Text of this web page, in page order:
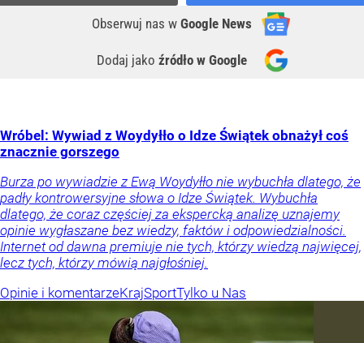
Obserwuj nas w Google News
Dodaj jako źródło w Google
Wróbel: Wywiad z Woydyłło o Idze Świątek obnażył coś
znacznie gorszego
Burza po wywiadzie z Ewą Woydyłło nie wybuchła dlatego, że
padły kontrowersyjne słowa o Idze Świątek. Wybuchła
dlatego, że coraz częściej za ekspercką analizę uznajemy
opinie wygłaszane bez wiedzy, faktów i odpowiedzialności.
Internet od dawna premiuje nie tych, którzy wiedzą najwięcej,
lecz tych, którzy mówią najgłośniej.
Opinie i komentarzeKrajSportTylko u Nas